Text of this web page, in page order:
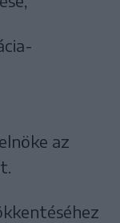
az